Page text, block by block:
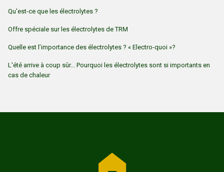
Qu'est-ce que les électrolytes ?
Offre spéciale sur les électrolytes de TRM
Quelle est l’importance des électrolytes ? « Electro-quoi »?
L'été arrive à coup sûr... Pourquoi les électrolytes sont si importants en
cas de chaleur